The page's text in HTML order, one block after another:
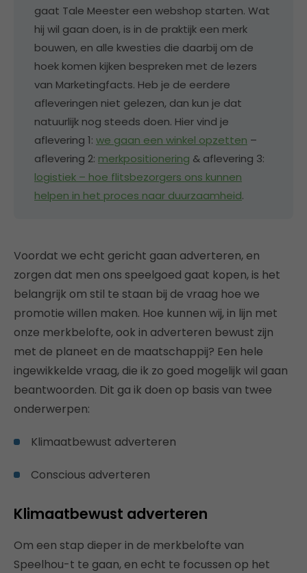
gaat Tale Meester een webshop starten. Wat
hij wil gaan doen, is in de praktijk een merk
bouwen, en alle kwesties die daarbij om de
hoek komen kijken bespreken met de lezers
van Marketingfacts. Heb je de eerdere
afleveringen niet gelezen, dan kun je dat
natuurlijk nog steeds doen. Hier vind je
aflevering 1: we gaan een winkel opzetten –
aflevering 2: merkpositionering & aflevering 3:
logistiek – hoe flitsbezorgers ons kunnen
helpen in het proces naar duurzaamheid.
Voordat we echt gericht gaan adverteren, en
zorgen dat men ons speelgoed gaat kopen, is het
belangrijk om stil te staan bij de vraag hoe we
promotie willen maken. Hoe kunnen wij, in lijn met
onze merkbelofte, ook in adverteren bewust zijn
met de planeet en de maatschappij? Een hele
ingewikkelde vraag, die ik zo goed mogelijk wil gaan
beantwoorden. Dit ga ik doen op basis van twee
onderwerpen:
Klimaatbewust adverteren
Conscious adverteren
Klimaatbewust adverteren
Om een stap dieper in de merkbelofte van
Speelhou-t te gaan, en echt te focussen op het